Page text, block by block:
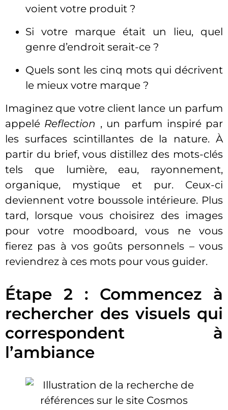
voient votre produit ?
Si votre marque était un lieu, quel
genre d’endroit serait-ce ?
Quels sont les cinq mots qui décrivent
le mieux votre marque ?
Imaginez que votre client lance un parfum
appelé Reflection , un parfum inspiré par
les surfaces scintillantes de la nature. À
partir du brief, vous distillez des mots-clés
tels que lumière, eau, rayonnement,
organique, mystique et pur. Ceux-ci
deviennent votre boussole intérieure. Plus
tard, lorsque vous choisirez des images
pour votre moodboard, vous ne vous
fierez pas à vos goûts personnels – vous
reviendrez à ces mots pour vous guider.
Étape 2 : Commencez à
rechercher des visuels qui
correspondent à
l’ambiance